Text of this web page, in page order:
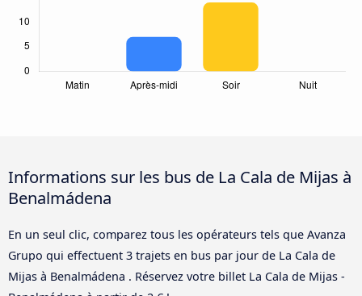
Informations sur les bus de La Cala de Mijas à
Benalmádena
En un seul clic, comparez tous les opérateurs tels que Avanza
Grupo qui effectuent 3 trajets en bus par jour de La Cala de
Mijas à Benalmádena . Réservez votre billet La Cala de Mijas -